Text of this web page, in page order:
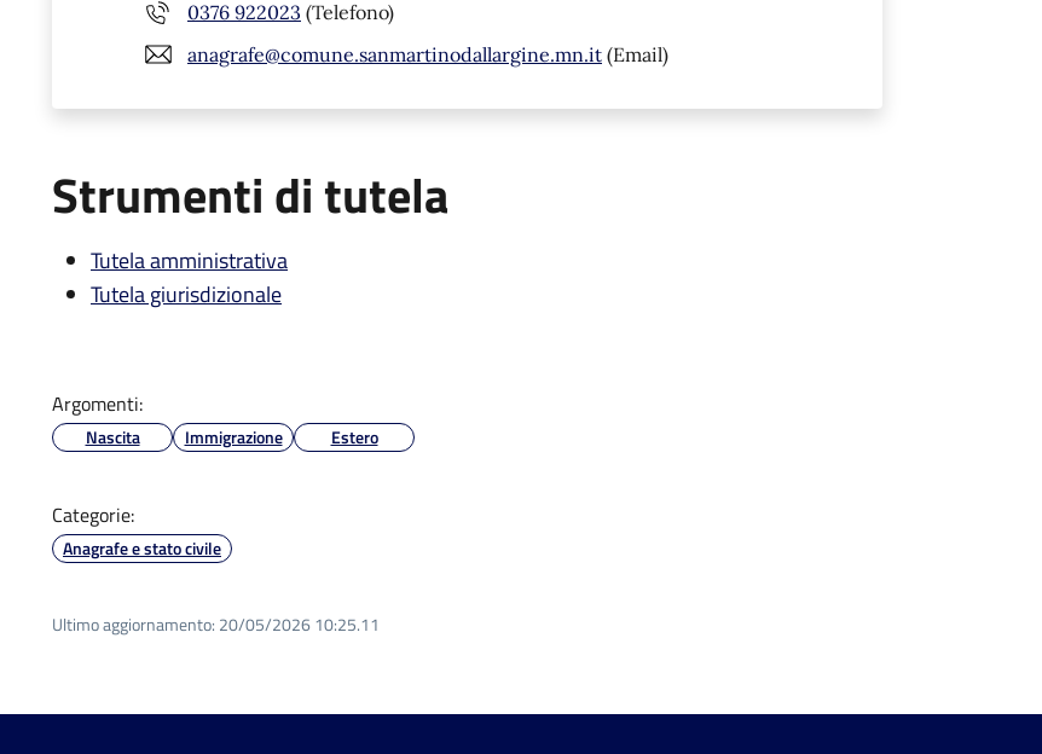
0376 922023 (Telefono)
anagrafe@comune.sanmartinodallargine.mn.it (Email)
Strumenti di tutela
Tutela amministrativa
Tutela giurisdizionale
Argomenti:
Nascita Immigrazione Estero
Categorie:
Anagrafe e stato civile
Ultimo aggiornamento: 20/05/2026 10:25.11